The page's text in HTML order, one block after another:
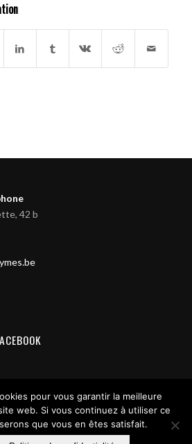
42 b
pour vous garantir la meilleure
web. Si vous continuez à utiliser ce
que vous en êtes satisfait.
Contact us